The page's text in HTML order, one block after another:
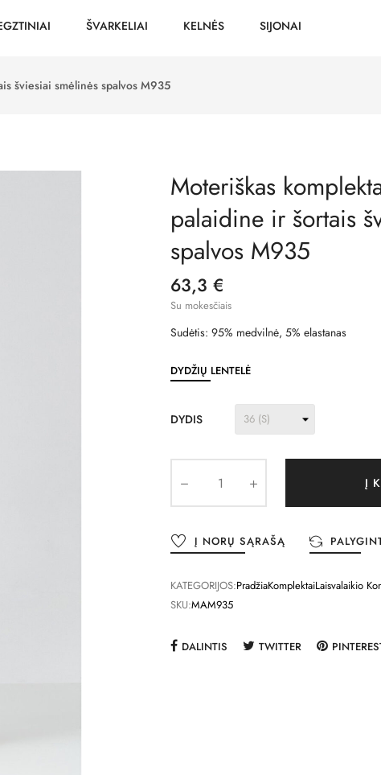
ŠVARKELIAI KELNĖS SIJONAI
šviesiai smėlinės spalvos M935
Moteriškas
palaidine ir šortais
spalvos M935
63,3 €
Su mokesčiais
Sudėtis: 95% medvilnė, 5% elastanas
DYDŽIŲ LENTELĖ
DYDIS
Į
Į NORŲ SĄRAŠĄ
KATEGORIJOS:PradžiaKomplektaiLaisvalaikio
SKU:MAM935
DALINTIS TWITTER